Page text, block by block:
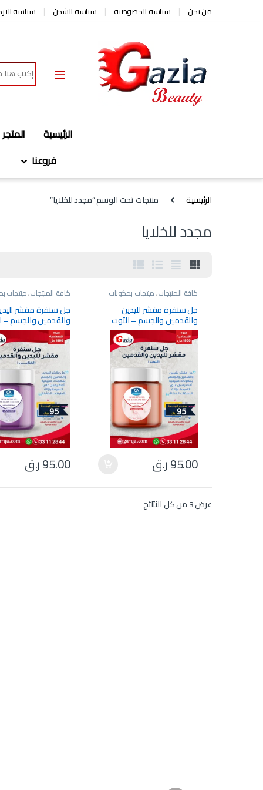
Skip to navigationمن نحن سياسة الخصوصية سياسة الشحن سياسة
Search for:
الرئيسية المتجر
فروعنا
الرئيسية منتجات تحت الوسم “مجدد للخلايا”
مجدد للخلايا
كافة المنتجات,منتجات بمكونات
طبيعية وأسعار وأحجام تنافسية
جل سنفرة مقشر لليدين
والقدمين والجسم – التوت
95.00ر.ق
كافة المنتجات,منتجات
طبيعية وأسعار وأحجام
جل سنفرة مقشر
والقدمين والجسم –
95.00ر.ق
عرض ⁦3⁩ من كل النتائج